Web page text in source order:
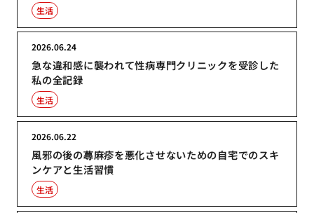
生活
急な違和感に襲われて性病専門クリニックを受診した
私の全記録
2026.06.24
生活
風邪の後の蕁麻疹を悪化させないための自宅でのスキ
ンケアと生活習慣
2026.06.22
生活